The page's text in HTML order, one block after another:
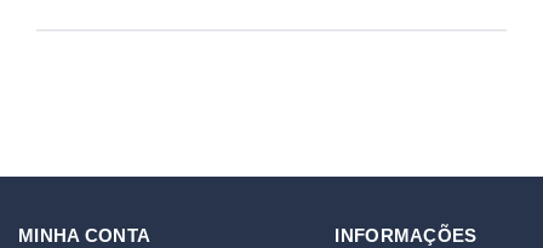
MINHA CONTA INFORMAÇÕES